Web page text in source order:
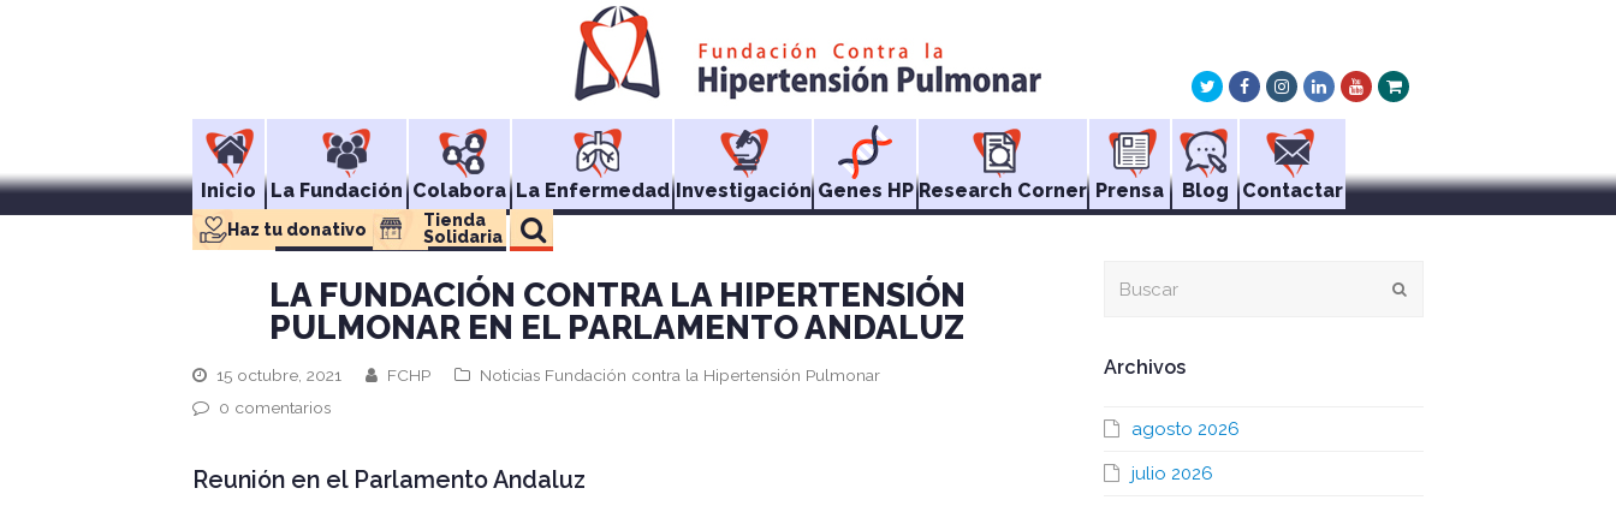
TwitterFacebookInstagram
LinkedInYoutube
Xing
Inicio La Fundación Colabora La Enfermedad Investigación Genes HP Research Corner Prensa Blog Contactar
Haz tu donativo
Tienda
Solidaria
LA FUNDACIÓN CONTRA LA HIPERTENSIÓN
PULMONAR EN EL PARLAMENTO ANDALUZ
15 octubre, 2021 FCHP
Noticias Fundación contra la Hipertensión Pulmonar
0 comentarios
Reunión en el Parlamento Andaluz
Archivos
agosto 2026
julio 2026